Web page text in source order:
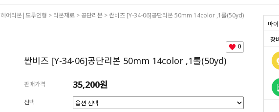
마
장
헤어리본|모루인형 > 리본재료 > 공단리본 > 싼비즈 [Y-34-06]공단리본 50mm 14color ,1롤(50yd)
0
싼비즈 [Y-34-06]공단리본 50mm 14color ,1롤(50yd)
판매가격 35,200원
선택